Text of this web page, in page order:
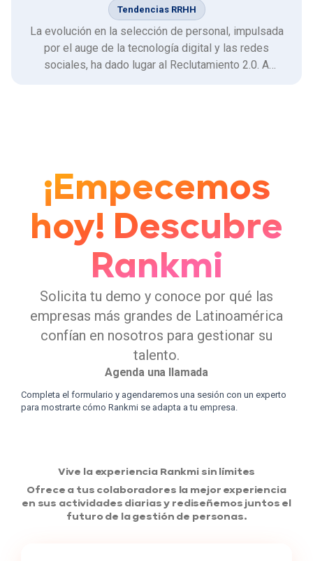
Tendencias RRHH
La evolución en la selección de personal, impulsada
por el auge de la tecnología digital y las redes
sociales, ha dado lugar al Reclutamiento 2.0. A
¡Empecemos
hoy! Descubre
Rankmi
Solicita tu demo y conoce por qué las
empresas más grandes de Latinoamérica
confían en nosotros para gestionar su
talento.
Agenda una llamada
Completa el formulario y agendaremos una sesión con un experto
para mostrarte cómo Rankmi se adapta a tu empresa.
Vive la experiencia Rankmi sin límites
Ofrece a tus colaboradores la mejor experiencia
en sus actividades diarias y rediseñemos juntos el
futuro de la gestión de personas.